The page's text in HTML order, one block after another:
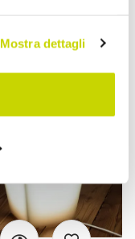
Mostra dettagli